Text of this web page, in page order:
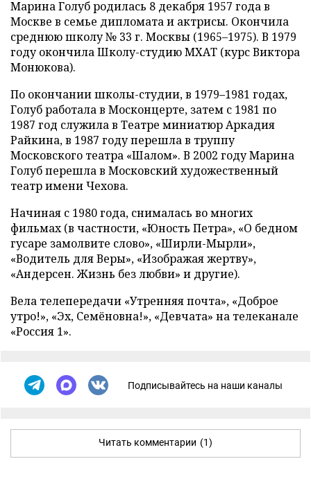
Марина Голуб родилась 8 декабря 1957 года в
Москве в семье дипломата и актрисы. Окончила
среднюю школу № 33 г. Москвы (1965–1975). В 1979
году окончила Школу-студию МХАТ (курс Виктора
Монюкова).
По окончании школы-студии, в 1979–1981 годах,
Голуб работала в Москонцерте, затем с 1981 по
1987 год служила в Театре миниатюр Аркадия
Райкина, в 1987 году перешла в труппу
Московского театра «Шалом». В 2002 году Марина
Голуб перешла в Московский художественный
театр имени Чехова.
Начиная с 1980 года, снималась во многих
фильмах (в частности, «Юность Петра», «О бедном
гусаре замолвите слово», «Ширли-Мырли»,
«Водитель для Веры», «Изображая жертву»,
«Андерсен. Жизнь без любви» и другие).
Вела телепередачи «Утренняя почта», «Доброе
утро!», «Эх, Семёновна!», «Девчата» на телеканале
«Россия 1».
Подписывайтесь на наши каналы
Читать комментарии (1)